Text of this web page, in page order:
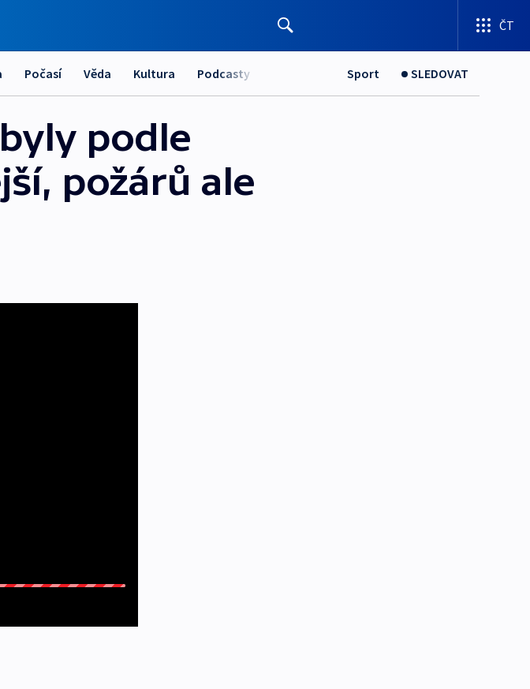
ČT
Počasí Věda Kultura Podcasty Sport SLEDOVAT
podle
požárů ale